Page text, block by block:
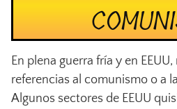
En plena guerra fría y en
referencias al comunismo o a
Algunos sectores de EEUU